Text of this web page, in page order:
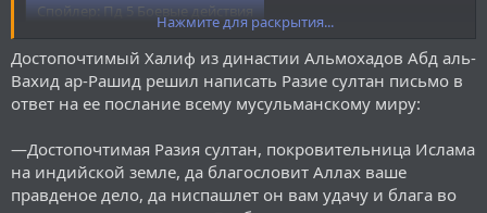
Спойлер:Пд 5 Боевые действия
Нажмите для раскрытия...
Достопочтимый Халиф из династии Альмохадов Абд аль-
Вахид ар-Рашид решил написать Разие султан письмо в
ответ на ее послание всему мусульманскому миру:
—Достопочтимая Разия султан, покровительница Ислама
на индийской земле, да благословит Аллах ваше
правденое дело, да ниспашлет он вам удачу и блага во